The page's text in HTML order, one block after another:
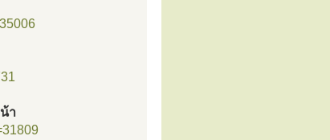
า